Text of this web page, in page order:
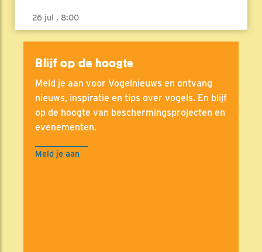
26 jul , 8:00
Blijf op de hoogte
Meld je aan voor Vogelnieuws en ontvang
nieuws, inspiratie en tips over vogels. En blijf
op de hoogte van beschermingsprojecten en
evenementen.
Meld je aan